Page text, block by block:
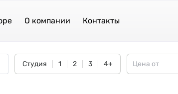
О компании Контакты
Студия 1 2 3 4+